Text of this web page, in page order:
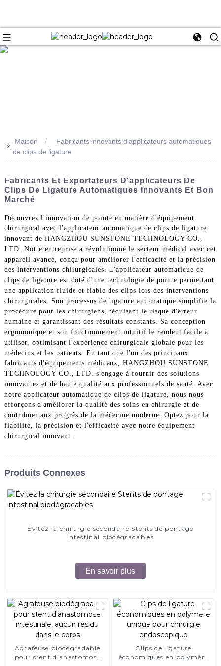
>> Maison
Fabricants innovants d'applicateurs automatiques
de clips de ligature
Fabricants Et Exportateurs D'applicateurs De
Clips De Ligature Automatiques Innovants Et Bon
Marché
Découvrez l'innovation de pointe en matière d'équipement
chirurgical avec l'applicateur automatique de clips de ligature
innovant de HANGZHOU SUNSTONE TECHNOLOGY CO.,
LTD. Notre entreprise a révolutionné le secteur médical avec cet
appareil avancé, conçu pour améliorer l'efficacité et la précision
des interventions chirurgicales. L'applicateur automatique de
clips de ligature est doté d'une technologie de pointe permettant
une application fluide et fiable des clips lors des interventions
chirurgicales. Son processus de ligature automatique simplifie la
procédure pour les chirurgiens, réduisant le risque d'erreur
humaine et garantissant des résultats constants. Sa conception
ergonomique et son fonctionnement intuitif le rendent facile à
utiliser, optimisant l'expérience chirurgicale globale pour les
médecins et les patients. En tant que l'un des principaux
fabricants d'équipements médicaux, HANGZHOU SUNSTONE
TECHNOLOGY CO., LTD. s'engage à fournir des solutions
innovantes et de haute qualité aux professionnels de santé. Avec
notre applicateur automatique de clips de ligature, nous nous
efforçons d'améliorer la qualité des soins en chirurgie et de
contribuer aux progrès de la médecine moderne. Optez pour la
fiabilité, la précision et l'efficacité avec notre équipement
chirurgical innovant.
Produits Connexes
Évitez la chirurgie secondaire Stents de pontage
intestinal biodégradables
En savoir plus
Agrafeuse biodégradable
pour stent d'anastomose
Clips de ligature
économiques en polymère